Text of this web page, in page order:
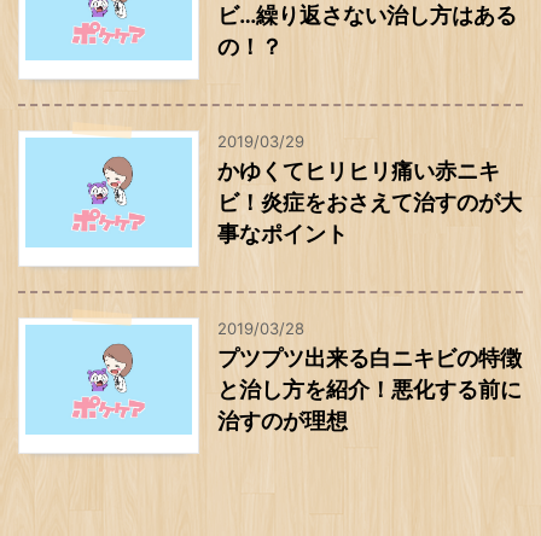
ビ…繰り返さない治し方はある
の！？
2019/03/29
かゆくてヒリヒリ痛い赤ニキ
ビ！炎症をおさえて治すのが大
事なポイント
2019/03/28
プツプツ出来る白ニキビの特徴
と治し方を紹介！悪化する前に
治すのが理想